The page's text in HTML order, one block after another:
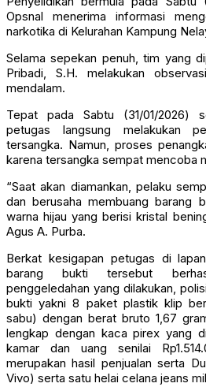
Opsnal menerima informasi
narkotika di Kelurahan Kampung
Selama sepekan penuh, tim yang
Pribadi, S.H. melakukan
mendalam.
Tepat pada Sabtu (31/01/2026)
petugas langsung melakukan
tersangka. Namun, proses
karena tersangka sempat mencoba
“Saat akan diamankan, pelaku
dan berusaha membuang barang
warna hijau yang berisi kristal
Agus A. Purba.
Berkat kesigapan petugas di
barang bukti tersebut
penggeledahan yang dilakukan,
bukti yakni 8 paket plastik klip
sabu) dengan berat bruto 1,67
lengkap dengan kaca pirex yang
kamar dan uang senilai
merupakan hasil penjualan serta
Vivo) serta satu helai celana jeans